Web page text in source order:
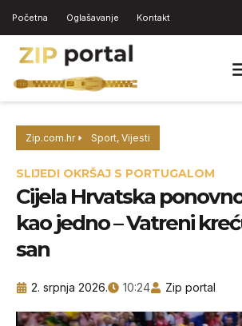
Početna Oglašavanje Kontakt
Zip.com.hr Sport, Vijesti
SLIJEDI OKRŠAJ S PORTUGALOM
Cijela Hrvatska
kao jedno – Vatreni
san
2. srpnja 2026. 10:24 Zip portal